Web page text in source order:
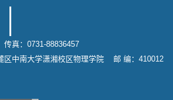
真：0731-88836457
区中南大学潇湘校区物理学院 邮 编：410012